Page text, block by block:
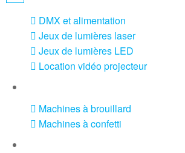
DMX et alimentation
Jeux de lumières laser
Jeux de lumières LED
Location vidéo projecteur
Machines à brouillard
Machines à confetti